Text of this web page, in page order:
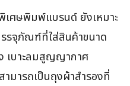
เศษพิมพ์แบรนด์ ยังเหมาะ
รจุภัณฑ์ที่ใส่สินค้าขนาด
เบาะลมสูญญากาศ
มารถเป็นถุงผ้าสำรองที่